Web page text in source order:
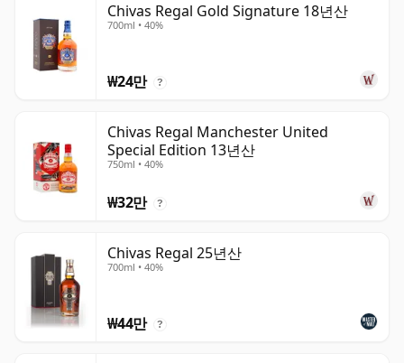
Chivas Regal Gold Signature 18년산
700ml • 40%
₩24만 ?
Chivas Regal Manchester United
Special Edition 13년산
750ml • 40%
₩32만 ?
Chivas Regal 25년산
700ml • 40%
₩44만 ?